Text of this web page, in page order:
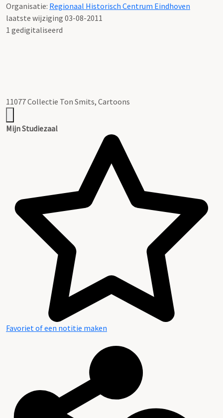
Organisatie: Regionaal Historisch Centrum Eindhoven
laatste wijziging 03-08-2011
1 gedigitaliseerd
11077 Collectie Ton Smits, Cartoons
Mijn Studiezaal
Favoriet of een notitie maken